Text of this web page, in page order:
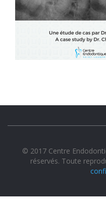
© 2017 Centre
réservés. Toute